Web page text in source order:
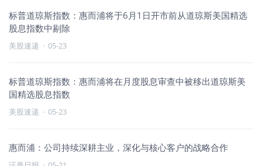
标普道琼斯指数：惠而浦将于6月1日开市前从道琼斯美国精选
股息指数中剔除
美股速递 · 05-23
标普道琼斯指数：惠而浦将在月度股息审查中被移出道琼斯美
国精选股息指数
美股速递 · 05-23
惠而浦：公司持续深耕主业，深化与核心客户的战略合作